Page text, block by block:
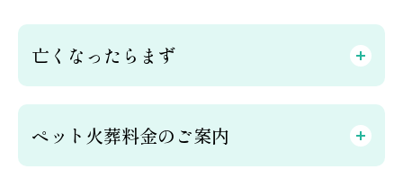
亡くなったらまず
ペット火葬料金のご案内